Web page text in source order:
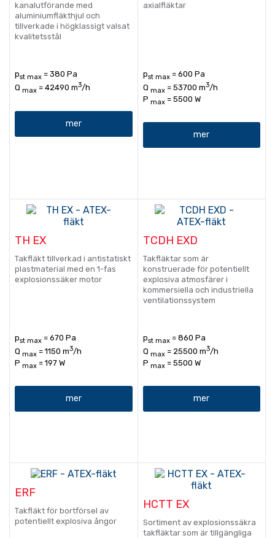
kanalutförande med
aluminiumfläkthjul och
tillverkade i högklassigt valsat
kvalitetsstål
pst max = 380 Pa
Q max = 42490 m3/h
mer
axialfläktar
pst max= 600 Pa
Q max= 53700 m3/h
P max= 5500 W
mer
TH EX
Takfläkt tillverkad i antistatiskt
plastmaterial med en 1-fas
explosionssäker motor
pst max = 670 Pa
Q max = 1150 m3/h
P max = 197 W
mer
TCDH EXD
Takfläktar som är
konstruerade för potentiellt
explosiva atmosfärer i
kommersiella och industriella
ventilationssystem
pst max= 860 Pa
Q max= 25500 m3/h
P max= 5500 W
mer
ERF
Takfläkt för bortförsel av
potentiellt explosiva ångor
HCTT EX
Sortiment av explosionssäkra
takfläktar som är tillgängliga